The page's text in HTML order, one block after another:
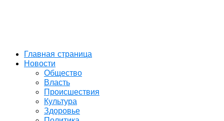
Главная страница
Новости
Общество
Власть
Происшествия
Культура
Здоровье